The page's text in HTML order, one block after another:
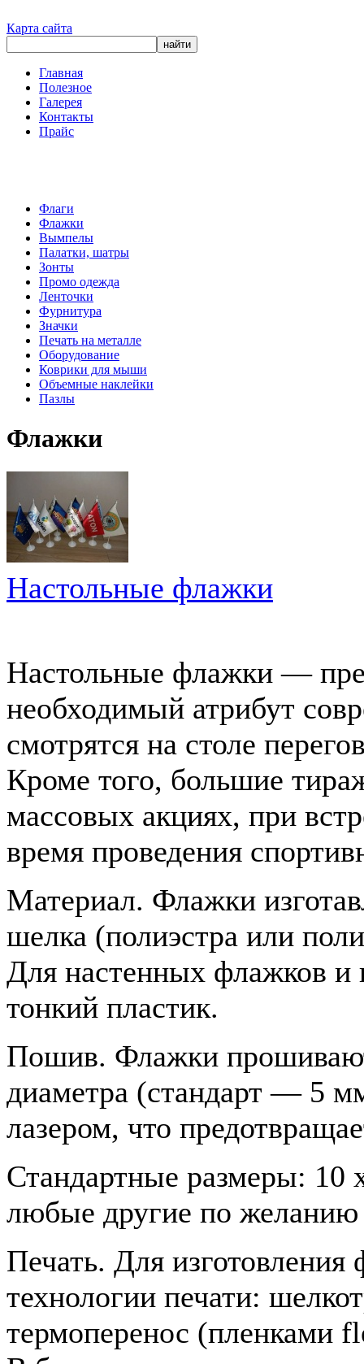
Карта сайта
Главная
Полезное
Галерея
Контакты
Прайс
Флаги
Флажки
Вымпелы
Палатки, шатры
Зонты
Промо одежда
Ленточки
Фурнитура
Значки
Печать на металле
Оборудование
Коврики для мыши
Объемные наклейки
Пазлы
Флажки
Настольные флажки
Настольные флажки —
необходимый атрибут
смотрятся на столе
Кроме того, большие
массовых акциях, при
время проведения
Материал. Флажки
шелка (полиэстра или
Для настенных флажков и
тонкий пластик.
Пошив. Флажки
диаметра (стандарт — 5
лазером, что
Стандартные размеры: 10
любые другие по желанию
Печать. Для изготовления
технологии печати:
термоперенос (пленками